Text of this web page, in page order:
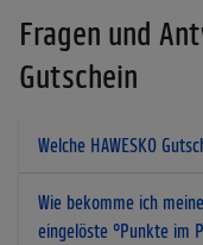
Fragen und
Gutschein
Welche HAWESKO
Wie bekomme ich
eingelöste °Punkte im